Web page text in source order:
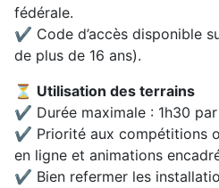
fédérale.
✔ Code d’accès disponible
de plus de 16 ans).
⏳ Utilisation des terrains
✔ Durée maximale : 1h30
✔ Priorité aux compétitions
en ligne et animations
✔ Bien refermer les